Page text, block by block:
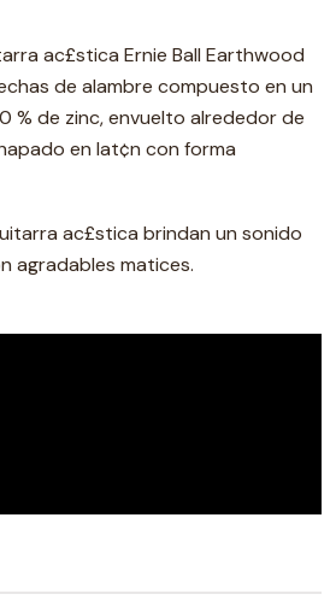
ac£stica Ernie Ball Earthwood
de alambre compuesto en un
% de zinc, envuelto alrededor de
en lat¢n con forma
ac£stica brindan un sonido
agradables matices.